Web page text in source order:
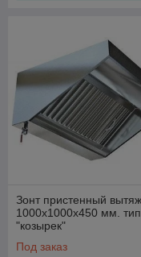
Зонт пристенный
1000х1000х450 мм. тип
"козырек"
Под заказ